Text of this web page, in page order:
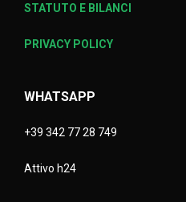
STATUTO E BILANCI
PRIVACY POLICY
WHATSAPP
+39 342 77 28 749
Attivo h24